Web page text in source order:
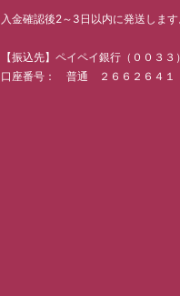
入金確認後2～3日以内に発送します
【振込先】ペイペイ銀行（００３
口座番号： 普通 ２６６２６４１